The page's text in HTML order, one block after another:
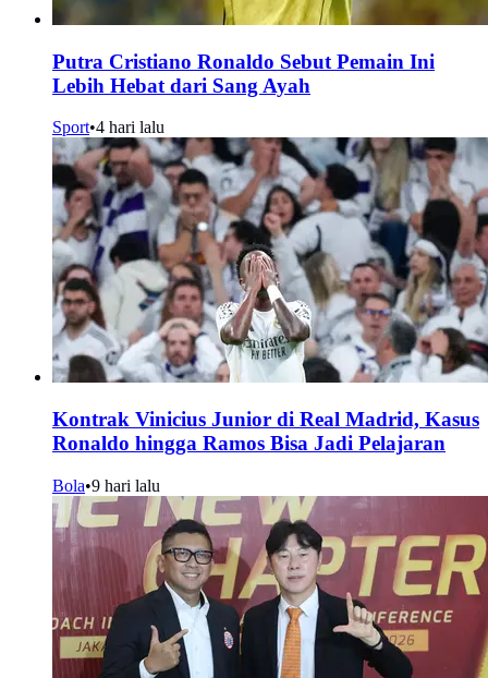
Putra Cristiano Ronaldo Sebut Pemain Ini
Lebih Hebat dari Sang Ayah
Sport•4 hari lalu
Kontrak Vinicius Junior di Real Madrid, Kasus
Ronaldo hingga Ramos Bisa Jadi Pelajaran
Bola•9 hari lalu